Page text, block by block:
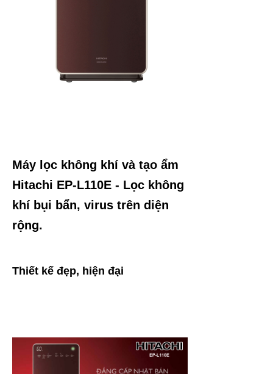
Máy lọc không khí và tạo ẩm
Hitachi EP-L110E - Lọc không
khí bụi bẩn, virus trên diện
rộng.
Thiết kế đẹp, hiện đại